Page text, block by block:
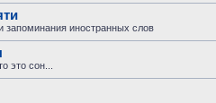
запоминания иностранных слов
это сон...